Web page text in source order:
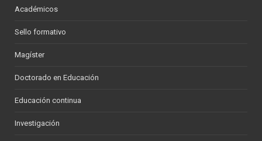
Académicos
Sello formativo
Magíster
Doctorado en Educación
Educación continua
Investigación